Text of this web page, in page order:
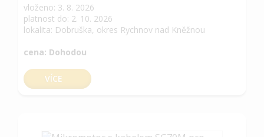
vloženo: 3. 8. 2026
platnost do: 2. 10. 2026
lokalita: Dobruška, okres Rychnov nad Kněžnou
cena: Dohodou
VÍCE